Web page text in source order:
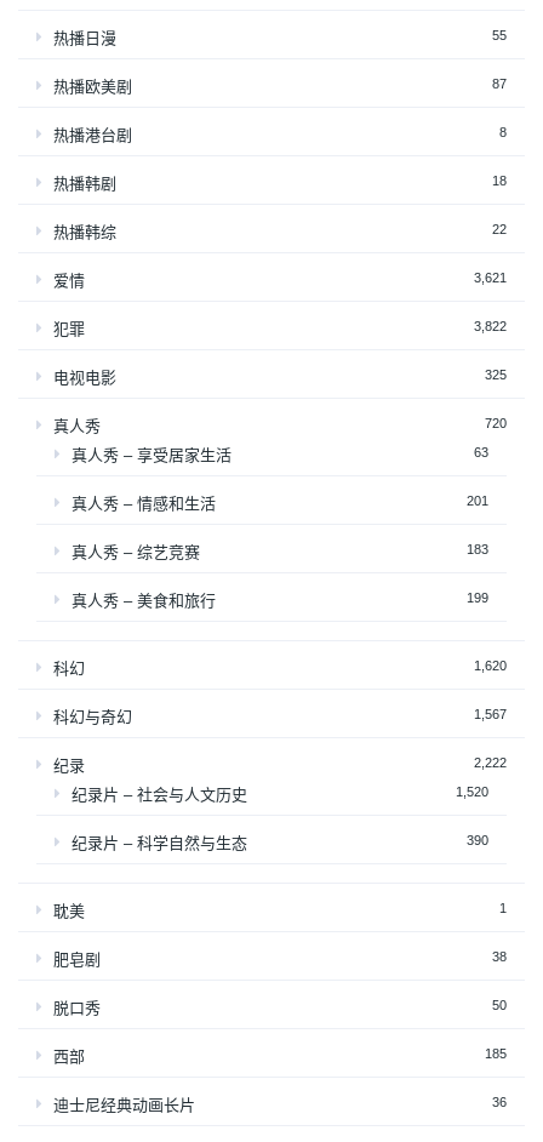
热播日漫 55
热播欧美剧 87
热播港台剧 8
热播韩剧 18
热播韩综 22
爱情 3,621
犯罪 3,822
电视电影 325
真人秀 720
真人秀 – 享受居家生活 63
真人秀 – 情感和生活 201
真人秀 – 综艺竞赛 183
真人秀 – 美食和旅行 199
科幻 1,620
科幻与奇幻 1,567
纪录 2,222
纪录片 – 社会与人文历史 1,520
纪录片 – 科学自然与生态 390
耽美 1
肥皂剧 38
脱口秀 50
西部 185
迪士尼经典动画长片 36